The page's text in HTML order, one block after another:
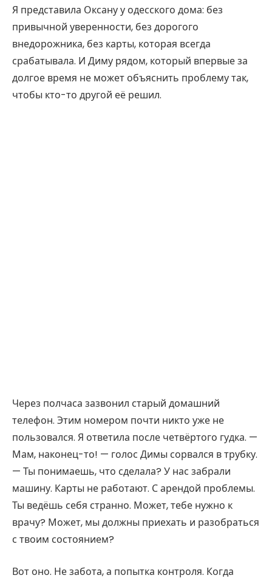
Я представила Оксану у одесского дома: без
привычной уверенности, без дорогого
внедорожника, без карты, которая всегда
срабатывала. И Диму рядом, который впервые за
долгое время не может объяснить проблему так,
чтобы кто-то другой её решил.
Через полчаса зазвонил старый домашний
телефон. Этим номером почти никто уже не
пользовался. Я ответила после четвёртого гудка. —
Мам, наконец-то! — голос Димы сорвался в трубку.
— Ты понимаешь, что сделала? У нас забрали
машину. Карты не работают. С арендой проблемы.
Ты ведёшь себя странно. Может, тебе нужно к
врачу? Может, мы должны приехать и разобраться
с твоим состоянием?
Вот оно. Не забота, а попытка контроля. Когда